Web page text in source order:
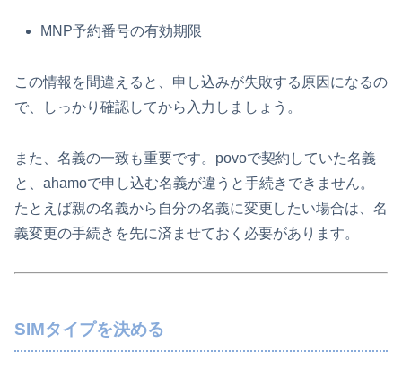
MNP予約番号の有効期限
この情報を間違えると、申し込みが失敗する原因になるの
で、しっかり確認してから入力しましょう。
また、名義の一致も重要です。povoで契約していた名義
と、ahamoで申し込む名義が違うと手続きできません。
たとえば親の名義から自分の名義に変更したい場合は、名
義変更の手続きを先に済ませておく必要があります。
SIMタイプを決める